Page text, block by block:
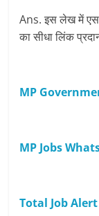
Ans. इस लेख में
का सीधा लिंक
MP
MP Jobs
Total Job Alert